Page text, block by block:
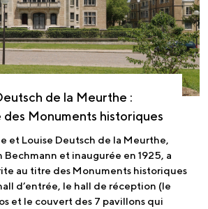
de la Meurthe :
Monuments historiques
et Louise Deutsch de la Meurthe,
Bechmann et inaugurée en 1925, a
au titre des Monuments historiques
d’entrée, le hall de réception (le
et le couvert des 7 pavillons qui